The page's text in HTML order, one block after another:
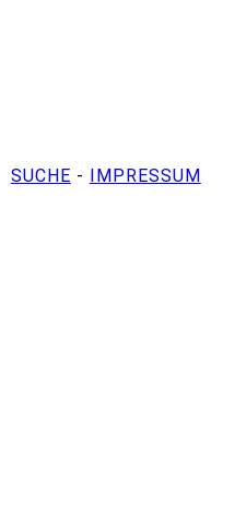
SUCHE - IMPRESSUM